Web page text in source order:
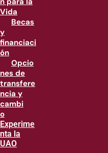
Vida
Becas
y
financiaci
ón
Opcio
nes de
transfere
ncia y
cambi
o
Experime
nta la
UAO